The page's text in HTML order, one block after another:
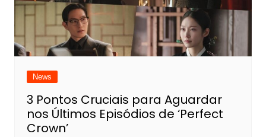
News
3 Pontos Cruciais para Aguardar
nos Últimos Episódios de ‘Perfect
Crown’